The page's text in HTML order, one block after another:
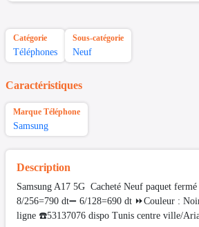
Catégorie
Téléphones
Sous-catégorie
Neuf
Caractéristiques
Marque Téléphone
Samsung
Description
Samsung A17 5G Cacheté Neuf paquet
8/256=790 dt➖ 6/128=690 dt ⏩Couleur :
ligne ☎️53137076 dispo Tunis centre ville/